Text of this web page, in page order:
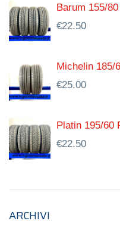
Barum 155/
€22.50
Michelin 185/
€25.00
Platin 195/60
€22.50
ARCHIVI